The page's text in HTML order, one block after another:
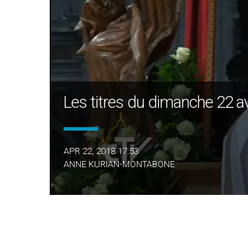
Les titres du dimanche 22
APR 22, 2018 17:53
ANNE KURIAN-MONTABONE